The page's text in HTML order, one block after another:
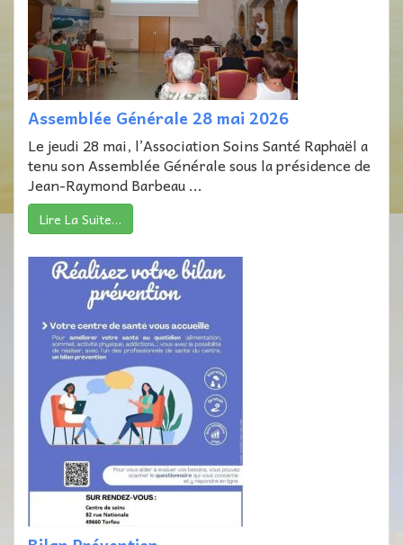
Assemblée Générale 28 mai 2026
Le jeudi 28 mai, l’Association Soins Santé Raphaël a
tenu son Assemblée Générale sous la présidence de
Jean-Raymond Barbeau ...
Lire La Suite…